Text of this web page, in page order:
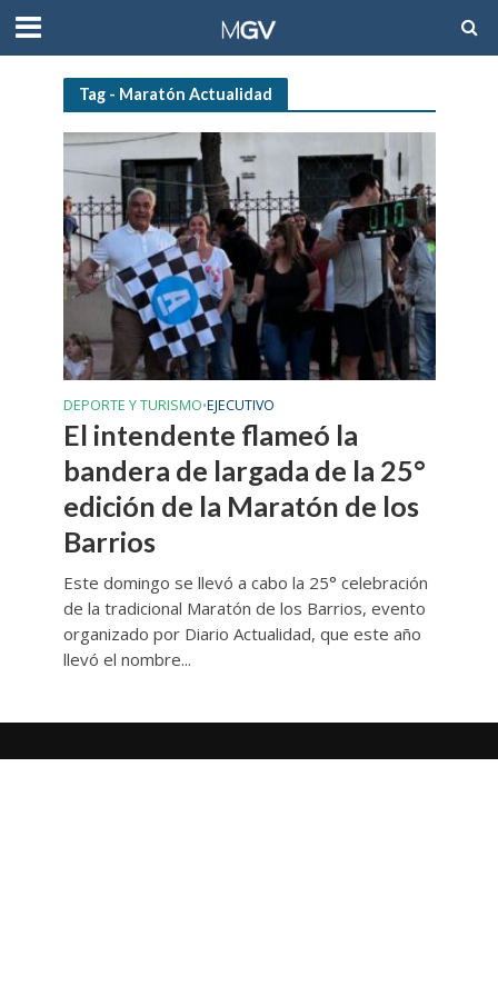
Tag - Maratón Actualidad
DEPORTE Y TURISMO•EJECUTIVO
El intendente flameó la
bandera de largada de la 25°
edición de la Maratón de los
Barrios
Este domingo se llevó a cabo la 25° celebración
de la tradicional Maratón de los Barrios, evento
organizado por Diario Actualidad, que este año
llevó el nombre...